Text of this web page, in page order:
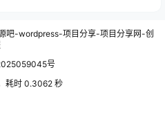
吧-wordpress-项目分享-项目分享网-创
号
耗时 0.3062 秒